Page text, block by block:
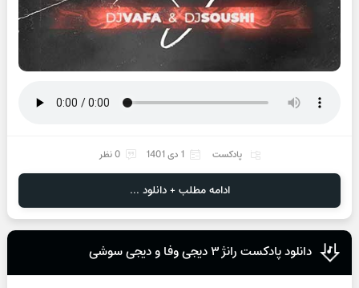
پادکست 1 دی 1401 0 نظر
ادامه مطلب + دانلود ...
دانلود پادکست رانژ ۳ دیجی وفا و دیجی سوشی